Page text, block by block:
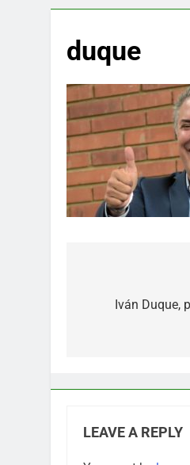
duque
navigation
Iván Duque,
LEAVE A REPLY